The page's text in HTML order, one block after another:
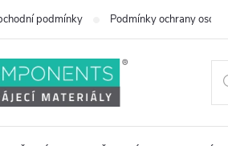
podmínky Podmínky ochrany